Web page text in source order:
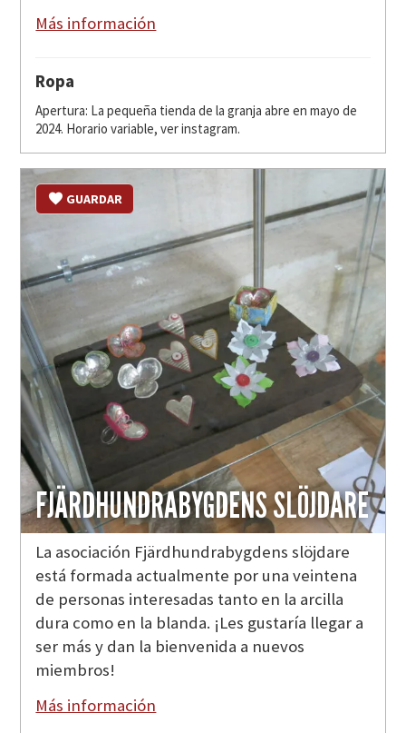
Más información
Ropa
Apertura: La pequeña tienda de la granja abre en mayo de
2024. Horario variable, ver instagram.
FJÄRDHUNDRABYGDENS SLÖJDARE
GUARDAR
La asociación Fjärdhundrabygdens slöjdare
está formada actualmente por una veintena
de personas interesadas tanto en la arcilla
dura como en la blanda. ¡Les gustaría llegar a
ser más y dan la bienvenida a nuevos
miembros!
Más información